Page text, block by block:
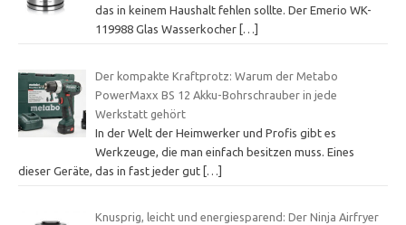
das in keinem Haushalt fehlen sollte. Der Emerio WK-
119988 Glas Wasserkocher […]
Der kompakte Kraftprotz: Warum der Metabo
PowerMaxx BS 12 Akku-Bohrschrauber in jede
Werkstatt gehört
In der Welt der Heimwerker und Profis gibt es
Werkzeuge, die man einfach besitzen muss. Eines
dieser Geräte, das in fast jeder gut […]
Knusprig, leicht und energiesparend: Der Ninja Airfryer